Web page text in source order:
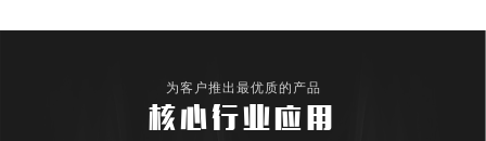
为客户推出最优质的产品
核心行业应用